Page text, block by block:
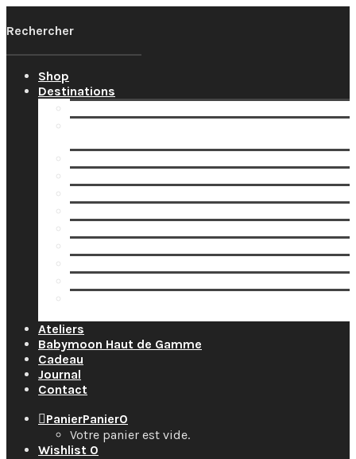
Shop
Destinations
Ateliers
Babymoon Haut de Gamme
Cadeau
Journal
Contact
PanierPanier0
Votre panier est vide.
Wishlist 0